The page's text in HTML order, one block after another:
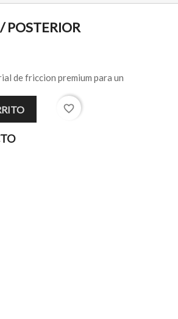
POSTERIOR
de friccion premium para un
favorite_border